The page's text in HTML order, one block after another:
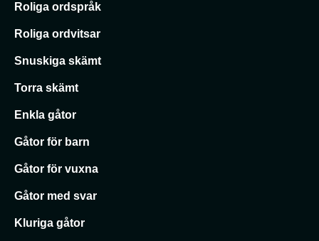
Roliga ordspråk
Roliga ordvitsar
Snuskiga skämt
Torra skämt
Enkla gåtor
Gåtor för barn
Gåtor för vuxna
Gåtor med svar
Kluriga gåtor